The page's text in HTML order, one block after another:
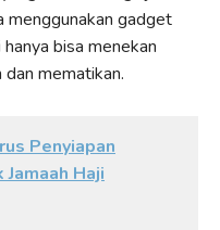
menggunakan gadget
bisa menekan
mematikan.
Penyiapan
Haji